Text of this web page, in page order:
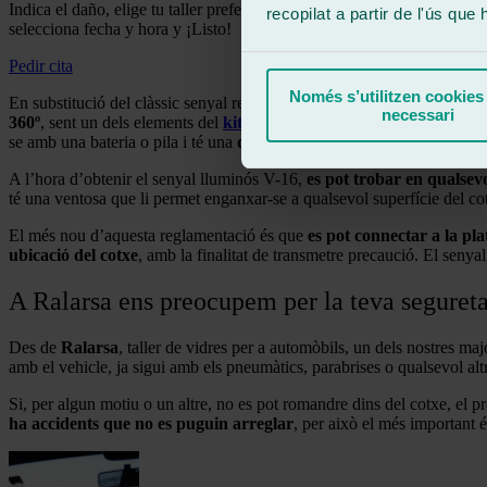
recopilat a partir de l'ús que
Només s’utilitzen
necessari
Indica el daño, elige tu taller preferido
selecciona fecha y hora y ¡Listo!
Pedir cita
En substitució del clàssic senyal reflector triangular,la DGT aposta
360º, sent un dels elements del kit seguretat cotxe per a garantir un
se amb una bateria o pila i té una durada mínima de 18 mesos.
A l’hora d’obtenir el senyal lluminós V-16, es pot trobar en
té una ventosa que li permet enganxar-se a qualsevol superfície del
El més nou d’aquesta reglamentació és que es pot connectar a la
ubicació del cotxe, amb la finalitat de transmetre precaució. El
A Ralarsa ens preocupem per la teva
Des de Ralarsa, taller de vidres per a automòbils, un dels nostres
amb el vehicle, ja sigui amb els pneumàtics, parabrises o qualsevol
Si, per algun motiu o un altre, no es pot romandre dins del cotxe, el
ha accidents que no es puguin arreglar, per això el més important